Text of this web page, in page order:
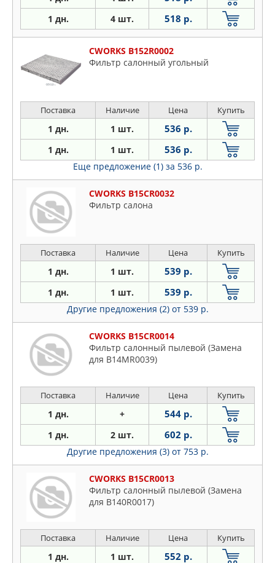
1 дн. 4 шт. 518 р.
CWORKS B152R0002
Фильтр салонный угольный
Поставка Наличие Цена Купить
1 дн. 1 шт. 536 р.
1 дн. 1 шт. 536 р.
Еще предложение (1) за 536 р.
CWORKS B15CR0032
Фильтр салона
Поставка Наличие Цена Купить
1 дн. 1 шт. 539 р.
1 дн. 1 шт. 539 р.
Другие предложения (2) от 539 р.
CWORKS B15CR0014
Фильтр салонный пылевой (Замена
для B14MR0039)
Поставка Наличие Цена Купить
1 дн. + 544 р.
1 дн. 2 шт. 602 р.
Другие предложения (3) от 753 р.
CWORKS B15CR0013
Фильтр салонный пылевой (Замена
для B140R0017)
Поставка Наличие Цена Купить
1 дн. 1 шт. 552 р.